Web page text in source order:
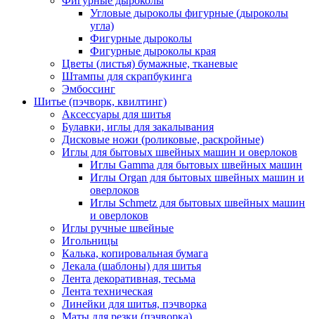
Угловые дыроколы фигурные (дыроколы
угла)
Фигурные дыроколы
Фигурные дыроколы края
Цветы (листья) бумажные, тканевые
Штампы для скрапбукинга
Эмбоссинг
Шитье (пэчворк, квилтинг)
Аксессуары для шитья
Булавки, иглы для закалывания
Дисковые ножи (роликовые, раскройные)
Иглы для бытовых швейных машин и оверлоков
Иглы Gamma для бытовых швейных машин
Иглы Organ для бытовых швейных машин и
оверлоков
Иглы Schmetz для бытовых швейных машин
и оверлоков
Иглы ручные швейные
Игольницы
Калька, копировальная бумага
Лекала (шаблоны) для шитья
Лента декоративная, тесьма
Лента техническая
Линейки для шитья, пэчворка
Маты для резки (пэчворка)